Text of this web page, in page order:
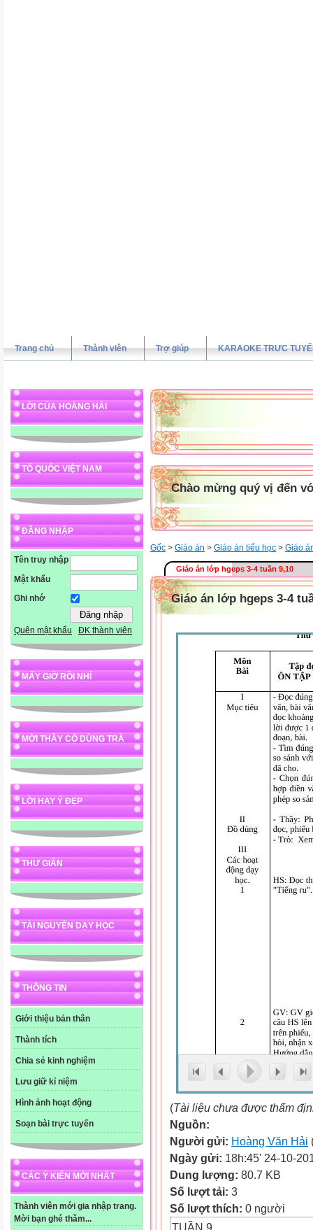
Trang chủ Thành viên Trợ giúp KARAOKE TRƯC
LỜI CỦA HOÀNG HẢI
TỔ QUỐC VIỆT NAM
ĐĂNG NHẬP
Tên truy nhập
Mật khẩu
Ghi nhớ
Quên mật khẩu ĐK thành viên
MẤY GIỜ RỒI NHỈ
MỜI THẦY CÔ DÙNG TRÀ
LỜI HAY Ý ĐẸP
THƯ GIÃN
TÀI NGUYÊN DẠY HỌC
THÔNG TIN
Giới thiệu bản thân
Thành tích
Chia sẻ kinh nghiệm
Lưu giữ kỉ niệm
Hình ảnh hoạt động
Soạn bài trực tuyến
CÁC Ý KIẾN MỚI NHẤT
Thành viên mới gia nhập trang.
Mời bạn ghé thăm...
Chào mừng quý vị đến
Gốc > Giáo án > Giáo án tiểu học > Giáo
Giáo án lớp hgeps 3-4 tuần 9,10
Giáo án lớp hgeps 3-4
(Tài liệu chưa được thẩm
Nguồn:
Người gửi: Hoàng Văn Hải
Ngày gửi: 18h:45' 24-10-
Dung lượng: 80.7 KB
Số lượt tải: 3
Số lượt thích: 0 người
TUẦN 9